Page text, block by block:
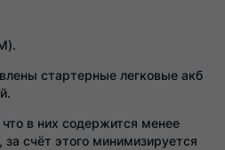
стартерные легковые акб
в них содержится менее
за счёт этого минимизируется